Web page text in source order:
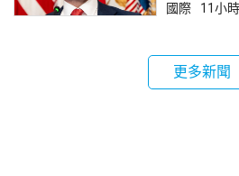
國際 11小
更多新聞